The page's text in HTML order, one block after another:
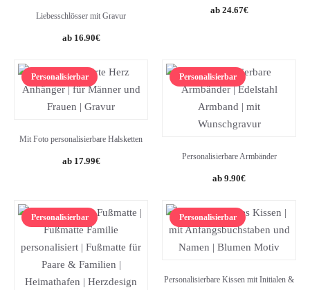
Liebesschlösser mit Gravur
16.90€
24.67€
Personalisierbar
Mit Foto personalisierbare Halsketten
17.99€
Personalisierbar
Personalisierbare Armbänder
9.90€
Personalisierbar Personalisierbar
Personalisierbare Kissen mit Initialen &